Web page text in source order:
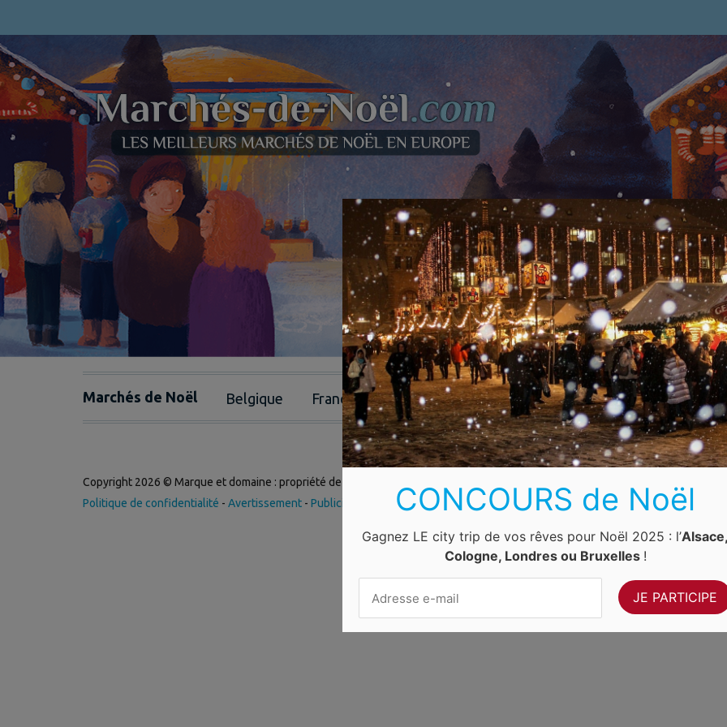
Marchés de Noël Belgique France Luxembourg Allemagne Pays-Bas Suisse
Copyright 2026 © Marque et domaine : propriété de
Politique de confidentialité - Avertissement - Publicité Contact -Newsletter
CONCOURS de Noël
Gagnez LE city trip de vos rêves pour Noël 2025 : l’
Cologne, Londres ou Bruxelles !